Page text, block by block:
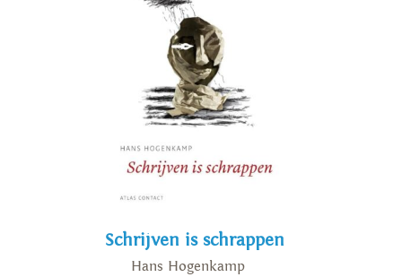
Schrijven is schrappen
Hans Hogenkamp